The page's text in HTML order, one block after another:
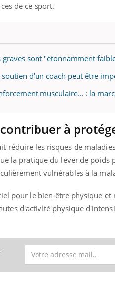
de ce sport.
graves sont "étonnamment
d'un coach peut être
musculaire... : la
à
réduire les risques de
la pratique du lever de poids
vulnérables à la
pour le bien-être physique
d'activité physique
personnes atteintes de
c'est une période de
mais ...